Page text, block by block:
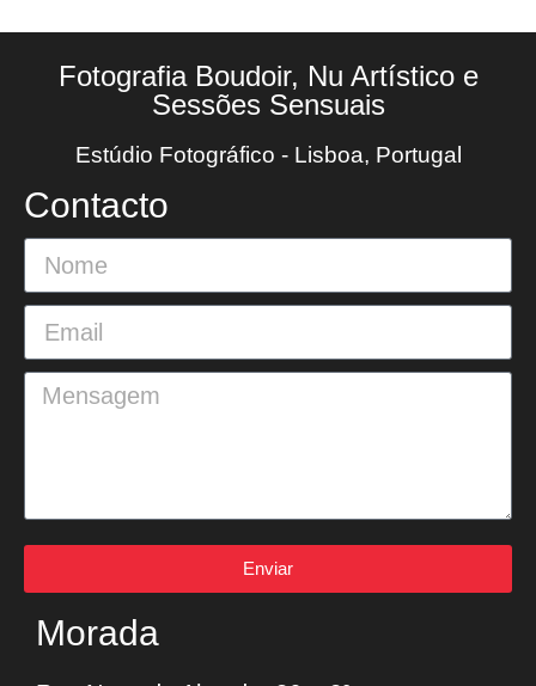
Fotografia Boudoir, Nu Artístico e
Sessões Sensuais
Estúdio Fotográfico - Lisboa, Portugal
Morada
Contacto
Enviar